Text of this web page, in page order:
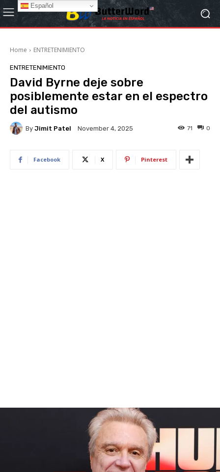
Home ENTRETENIMIENTO
ENTRETENIMIENTO
David Byrne deje sobre
posiblemente estar en el espectro
del autismo
By Jimit Patel November 4, 2025 0
71
Facebook X Pinterest
Español